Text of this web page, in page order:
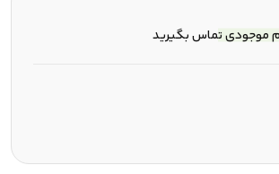
موجودی تماس بگیرید